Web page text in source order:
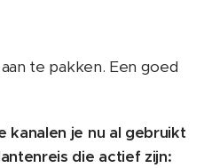
te pakken. Een goed
kanalen je nu al gebruikt
die actief zijn: